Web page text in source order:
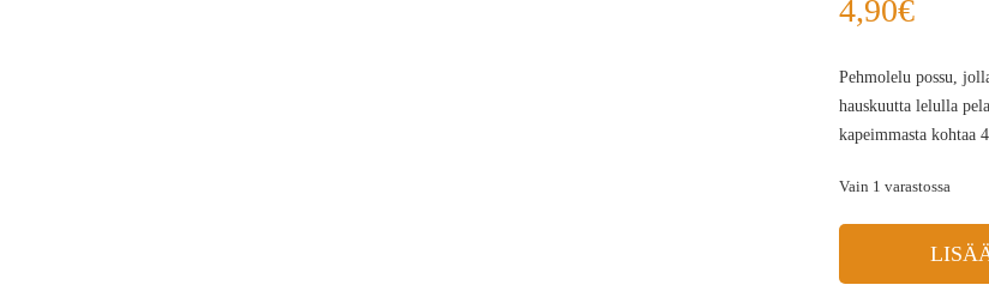
4,90€
Pehmolelu possu,
hauskuutta lelulla
kapeimmasta kohtaa
Vain 1 varastossa